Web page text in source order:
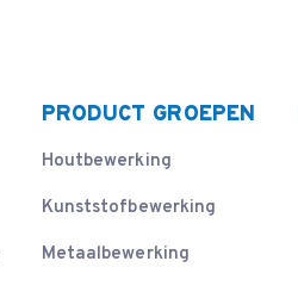
PRODUCT GROEPEN
Houtbewerking
Kunststofbewerking
Metaalbewerking